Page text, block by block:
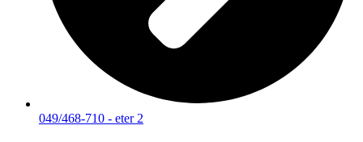
049/468-710 - eter 2